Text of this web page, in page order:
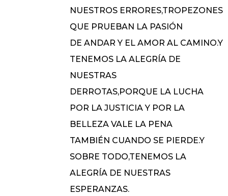
NUESTROS ERRORES,TROPEZONES
QUE PRUEBAN LA PASIÓN
DE ANDAR Y EL AMOR AL CAMINO.Y
TENEMOS LA ALEGRÍA DE
NUESTRAS
DERROTAS,PORQUE LA LUCHA
POR LA JUSTICIA Y POR LA
BELLEZA VALE LA PENA
TAMBIÉN CUANDO SE PIERDE.Y
SOBRE TODO,TENEMOS LA
ALEGRÍA DE NUESTRAS
ESPERANZAS.